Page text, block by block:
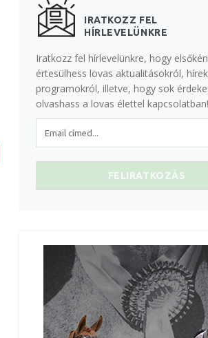
IRATKOZZ FEL
HÍRLEVELÜNKRE
Iratkozz fel hírlevelünkre, hogy
értesülhess lovas aktualitásokról,
programokról, illetve, hogy sok
olvashass a lovas élettel kapcsolatban!